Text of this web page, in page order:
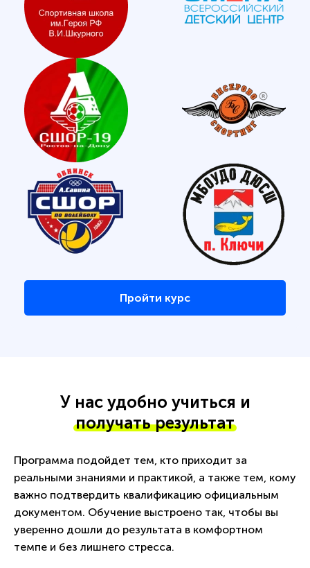
Пройти курс
У нас удобно учиться и
получать результат
Программа подойдет тем, кто приходит за
реальными знаниями и практикой, а также тем, кому
важно подтвердить квалификацию официальным
документом. Обучение выстроено так, чтобы вы
уверенно дошли до результата в комфортном
темпе и без лишнего стресса.